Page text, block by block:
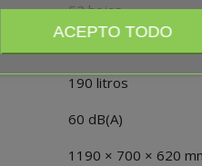
52 hojas
190 litros
60 dB(A)
1190 × 700 × 620
ACEPTO TODO